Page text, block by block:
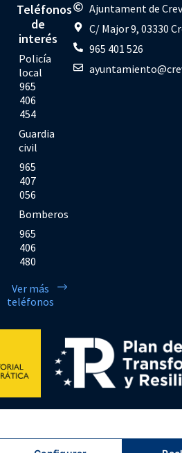
Teléfonos
de
interés
Policía
local
965
406
454
Guardia
civil
965
407
056
Bomberos
965
406
480
Ver más
teléfonos
Ajuntament de
C/ Major 9, 03330
965 401 526
2 del PRTR gestionado por el Ministerio